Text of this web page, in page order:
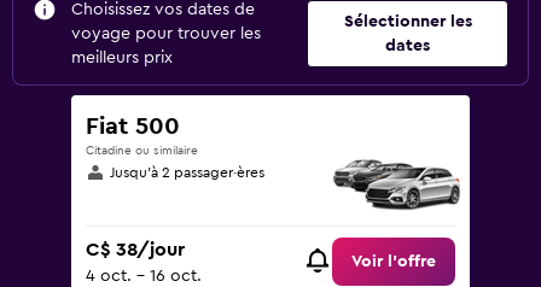
Choisissez vos dates de
voyage pour trouver les
meilleurs prix
Sélectionner les
dates
Fiat 500
Citadine ou similaire
Jusqu’à 2 passager·ères
C$ 38/jour
4 oct. - 16 oct.
Voir l’offre